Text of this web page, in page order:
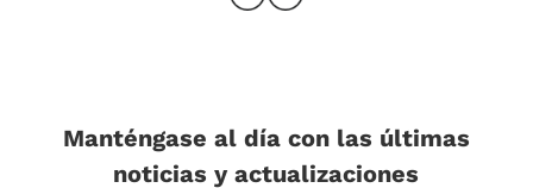
Manténgase al día con las últimas
noticias y actualizaciones